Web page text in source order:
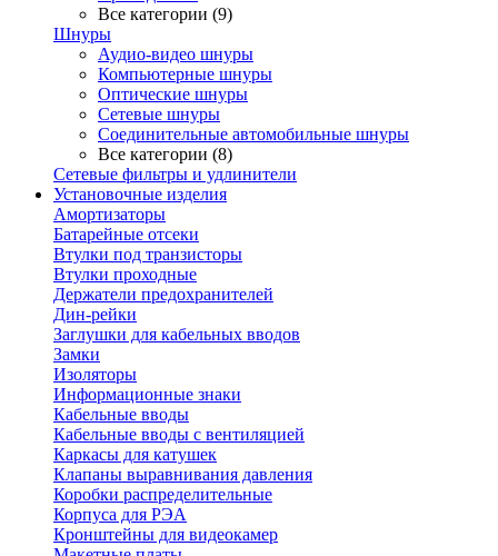
Все категории (9)
Шнуры
Аудио-видео шнуры
Компьютерные шнуры
Оптические шнуры
Сетевые шнуры
Соединительные автомобильные шнуры
Все категории (8)
Сетевые фильтры и удлинители
Установочные изделия
Амортизаторы
Батарейные отсеки
Втулки под транзисторы
Втулки проходные
Держатели предохранителей
Дин-рейки
Заглушки для кабельных вводов
Замки
Изоляторы
Информационные знаки
Кабельные вводы
Кабельные вводы с вентиляцией
Каркасы для катушек
Клапаны выравнивания давления
Коробки распределительные
Корпуса для РЭА
Кронштейны для видеокамер